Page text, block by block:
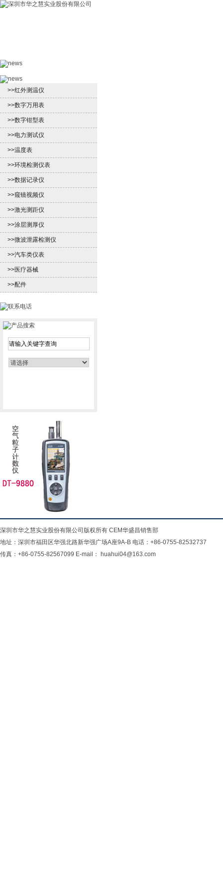
>>红外测温仪
>>数字万用表
>>数字钳型表
>>电力测试仪
>>温度表
>>环境检测仪表
>>数据记录仪
>>窥镜视频仪
>>激光测距仪
>>涂层测厚仪
>>微波泄露检测仪
>>汽车类仪表
>>医疗器械
>>配件
深圳市华之慧实业股份有限公司版权所有 CEM华盛昌销售部
地址：深圳市福田区华强北路新华强广场A座9A-B 电话：+86-0755-82532737
传真：+86-0755-82567099 E-mail： huahui04@163.com